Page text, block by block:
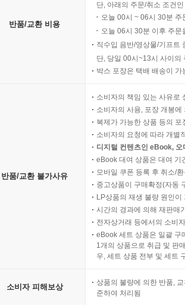
반품/교환 비용
단, 아래의 주문/취소 조건
오늘 00시 ~ 06시 30분
오늘 06시 30분 이후 주
직수입 음반/영상물/기프트
단, 당일 00시~13시 사이의
박스 포장은 택배 배송이
반품/교환 불가사유
소비자의 책임 있는 사유로
소비자의 사용, 포장 개봉
복제가 가능한 상품 등의
소비자의 요청에 따라 개별
디지털 컨텐츠인 eBook,
eBook 대여 상품은 대여 기
모바일 쿠폰 등록 후 취소/
중고상품이 구매확정(자동
LP상품의 재생 불량 원인
시간의 경과에 의해 재판매
전자상거래 등에서의 소비
eBook 세트 상품은 일괄 구
1개의 상품으로 취급 및 판
우, 세트 상품 전부 및 세트
소비자 피해보상
상품의 불량에 의한 반품,
준하여 처리됨